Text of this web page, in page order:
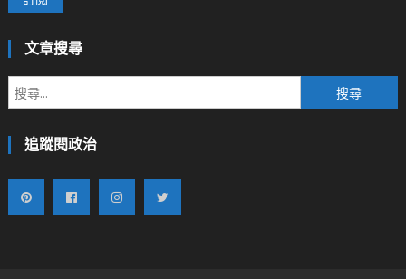
文章搜尋
尋
追蹤閱政治